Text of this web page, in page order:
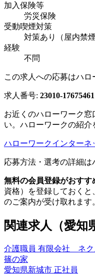
加入保険等
労災保険
受動喫煙対策
対策あり（屋内禁煙
経験
不問
この求人への応募はハ
求人番号: 23010-17675461
お近くのハローワーク
い。ハローワークの紹介
ハローワークインターネ
応募方法・選考の詳細は
無料の会員登録がおすす
資格）を登録しておく
のご案内が受け取れます
関連求人（愛知
介護職員 有限会社 ネ
篠の家
愛知県新城市 正社員